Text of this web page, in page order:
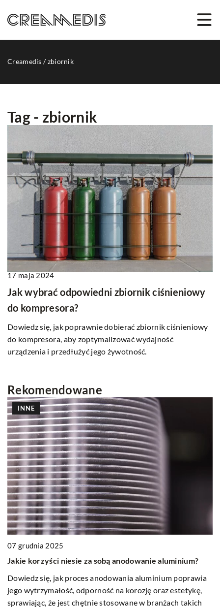
Creamedis /zbiornik
Tag - zbiornik
17 maja 2024
Jak wybrać odpowiedni zbiornik ciśnieniowy
do kompresora?
Dowiedz się, jak poprawnie dobierać zbiornik ciśnieniowy
do kompresora, aby zoptymalizować wydajność
urządzenia i przedłużyć jego żywotność.
Rekomendowane
INNE
07 grudnia 2025
Jakie korzyści niesie za sobą anodowanie aluminium?
Dowiedz się, jak proces anodowania aluminium poprawia
jego wytrzymałość, odporność na korozję oraz estetykę,
sprawiając, że jest chętnie stosowane w branżach takich